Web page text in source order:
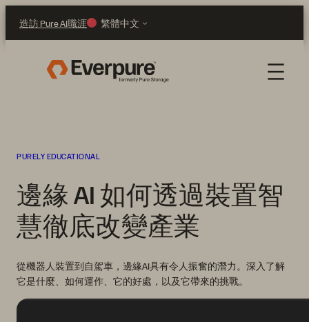
主
造訪 Pure AI職涯 繁體中文
PURELY EDUCATIONAL
邊緣 AI 如何透過裝置智
慧徹底改變產業
從機器人裝置到自駕車，邊緣AI具有令人振奮的潛力。深入了解
它是什麼、如何運作、它的好處，以及它帶來的挑戰。